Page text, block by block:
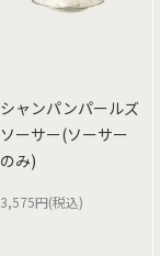
シャンパンパールズ
ソーサー(ソーサー
のみ)
3,575円(税込)